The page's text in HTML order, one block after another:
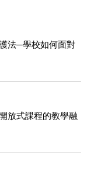
法─學校如何面對
放式課程的教學融